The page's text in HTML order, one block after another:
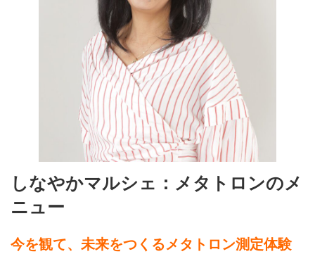
しなやかマルシェ：メタトロンのメ
ニュー
今を観て、未来をつくるメタトロン測定体験